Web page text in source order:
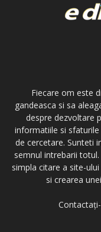
Fiecare om este
gandeasca si sa
despre dezvoltare
informatiile si
de cercetare. Sunteti
semnul intrebarii
simpla citare a site-
si crearea